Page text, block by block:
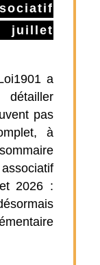
juillet
a
pas
à
2026 :